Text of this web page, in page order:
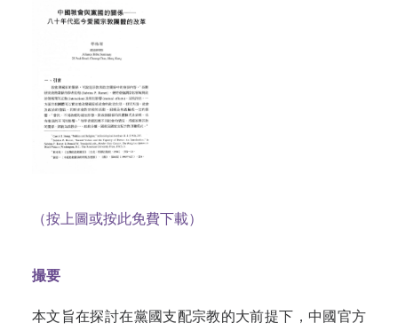
（按上圖或按此免費下載）
撮要
本文旨在探討在黨國支配宗教的大前提下，中國官方